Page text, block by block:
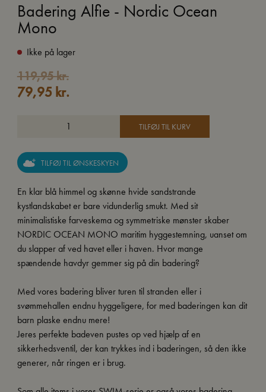
Badering Alfie - Nordic Ocean
Mono
Ikke på lager
119,95kr.
Den
oprindelige
79,95 kr.
Den
aktuelle
TILFØJ TIL KURV
TILFØJ TIL ØNSKESKYEN
En klar blå himmel og skønne hvide sandstrande 
kystlandskabet er bare vidunderlig smukt. Med sit
minimalistiske farveskema og symmetriske mønster skaber
NORDIC OCEAN MONO maritim hyggestemning, uanset om
du slapper af ved havet eller i haven. Hvor mange
spændende havdyr gemmer sig på din badering?
Med vores badering bliver turen til stranden eller i
svømmehallen endnu hyggeligere, for med baderingen kan dit
barn plaske endnu mere!
Jeres perfekte badeven pustes op ved hjælp af en
sikkerhedsventil, der kan trykkes ind i baderingen, så den ikke
generer, når ringen er i brug.